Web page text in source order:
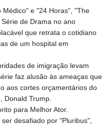
7.533572
151.001333
361.860769
20659.336108
0.858801
109.864533
1514.293863
141.815325
Médico" e "24 Horas", "The
de Drama no ano
que retrata o cotidiano
de um hospital em
de imigração levam
faz alusão às ameaças que
aos cortes orçamentários do
Donald Trump.
para Melhor Ator.
desafiado por "Pluribus",